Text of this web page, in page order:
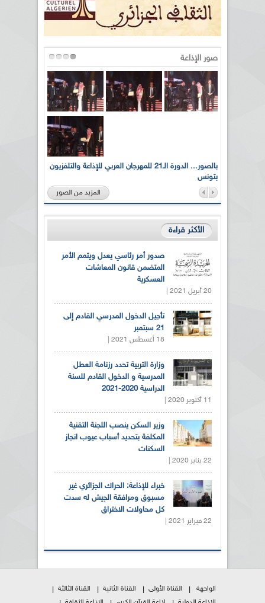
صور الإذاعة
بالصور... الدورة الـ21 للمهرجان العربي للإذاعة والتلفزيون
بتونس
المزيد من الصور
الأكثر قراءة
صدور أمر رئاسي يعدل ويتمم الأمر
المتضمن قانون المعاشات
العسكرية
20 أبريل 2021 |
تأجيل الدخول المدرسي القادم إلى
21 سبتمبر
18 أغسطس 2021 |
وزارة التربية تحدد رزنامة العطل
المدرسية و الدخول القادم للسنة
الدراسية 2020-2021
11 أكتوبر 2020 |
وزير السكن ينصب اللجنة التقنية
المكلفة بتحديد أسباب عيوب انجاز
السكنات
22 يناير 2020 |
خبراء للإذاعة: الحراك الجزائري غير
مسبوق ومرافقة الجيش له سدت
كل محاولات الاختراق
22 فبراير 2021 |
الواجهة القناة الأولى القناة الثانية
القناة الثالثة